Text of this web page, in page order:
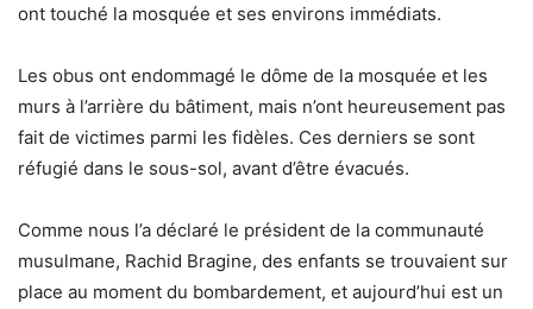
ont touché la mosquée et ses environs immédiats.
Les obus ont endommagé le dôme de la mosquée et les
murs à l’arrière du bâtiment, mais n’ont heureusement pas
fait de victimes parmi les fidèles. Ces derniers se sont
réfugié dans le sous-sol, avant d’être évacués.
Comme nous l’a déclaré le président de la communauté
musulmane, Rachid Bragine, des enfants se trouvaient sur
place au moment du bombardement, et aujourd’hui est un